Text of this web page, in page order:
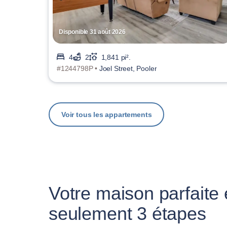
Disponible 31 août 2026
4 2
1,841 pi².
#1244798P • Joel Street, Pooler
Voir tous les appartements
Votre maison parfaite
seulement 3 étapes